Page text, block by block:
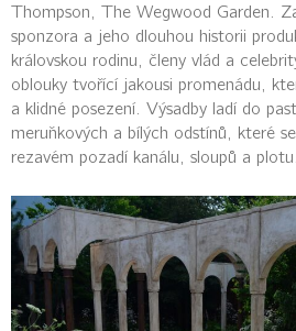
Thompson, The Wegwood Garden.
sponzora a jeho dlouhou historii
královskou rodinu, členy vlád a
oblouky tvořící jakousi promenádu,
a klidné posezení. Výsadby ladí do
meruňkových a bílých odstínů, které
rezavém pozadí kanálu, sloupů a plotu.